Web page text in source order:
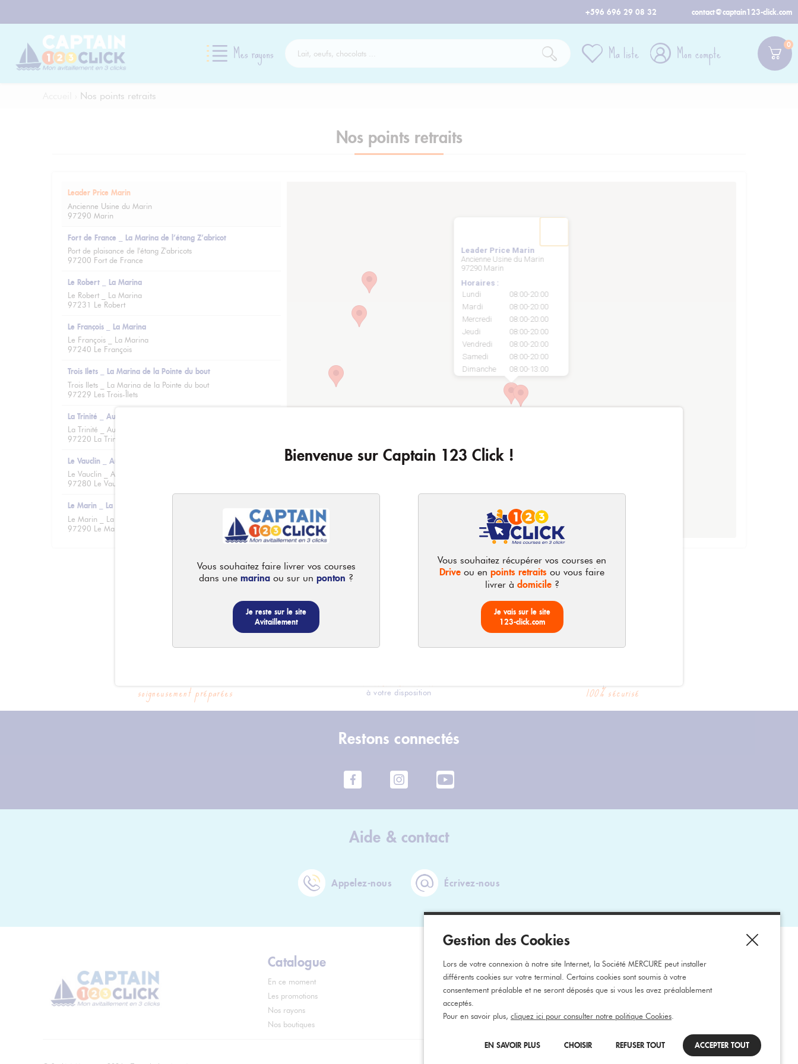
+596 696 29 08 32 contact@captain123-click.com
Mes rayons Ma liste Mon compte 0
Bienvenue sur Captain 123 Click !
Vous souhaitez faire livrer vos courses
dans une marina ou sur un ponton ?
Je reste sur le site
Avitaillement
Vous souhaitez récupérer vos courses en
Drive ou en points retraits ou vous faire
livrer à domicile?
Je vais sur le site
123-click.com
Nos points retraits
Nos points retraits
Leader Price Marin
Ancienne Usine du Marin
97290 Marin
Fort de France _ La Marina de l’étang Z’abricot
Port de plaisance de l'étang Z'abricots
97200 Fort de France
Le Robert _ La Marina
Le Robert _ La Marina
97231 Le Robert
Le François _ La Marina
Le François _ La Marina
97240 Le François
Trois Ilets _ La Marina de la Pointe du bout
Trois Ilets _ La Marina de la Pointe du bout
97229 Les Trois-Îlets
La Trinité _ Au ponton
La Trinité _ Au ponton
97220 La Trinité
Le Vauclin _ Au ponton
Le Vauclin _ Au ponton
97280 Le Vauclin
Le Marin _ La Marina
Le Marin _ La Marina
97290 Le Marin
Les Anses d’Arlet _ Au Ponton Petite Anse
Leader Price Marin
Ancienne Usine du Marin
97290 Marin
Horaires :
Lundi
08:00-20:00
Mardi
08:00-20:00
Mercredi
08:00-20:00
Jeudi
08:00-20:00
Vendredi
08:00-20:00
Samedi
08:00-20:00
Dimanche
08:00-13:00
soigneusement préparées
2 modes de retrait
à votre disposition 100% sécurisé
Restons connectés
Aide & contact
Appelez-nous Écrivez-nous
Catalogue
En ce moment
Les promotions
Nos rayons
Nos boutiques
Informations
Contact
FAQ
Gestion des Cookies
Lors de votre connexion à notre site Internet, la Société MERCURE peut installer
différents cookies sur votre terminal. Certains cookies sont soumis à votre
consentement préalable et ne seront déposés que si vous les avez préalablement
acceptés.
Pour en savoir plus, cliquez ici pour consulter notre politique Cookies
EN SAVOIR PLUS CHOISIR REFUSER TOUT ACCEPTER TOUT